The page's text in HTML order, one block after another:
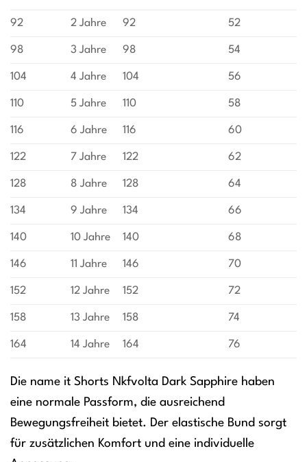
92 2 Jahre 92 52
98 3 Jahre 98 54
104 4 Jahre 104 56
110 5 Jahre 110 58
116 6 Jahre 116 60
122 7 Jahre 122 62
128 8 Jahre 128 64
134 9 Jahre 134 66
140 10 Jahre 140 68
146 11 Jahre 146 70
152 12 Jahre 152 72
158 13 Jahre 158 74
164 14 Jahre 164 76
Die name it Shorts Nkfvolta Dark Sapphire haben
eine normale Passform, die ausreichend
Bewegungsfreiheit bietet. Der elastische Bund sorgt
für zusätzlichen Komfort und eine individuelle